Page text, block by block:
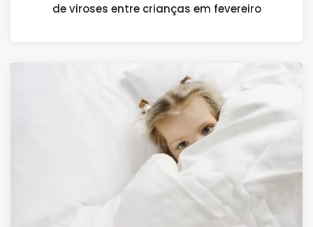
de viroses entre crianças em fevereiro